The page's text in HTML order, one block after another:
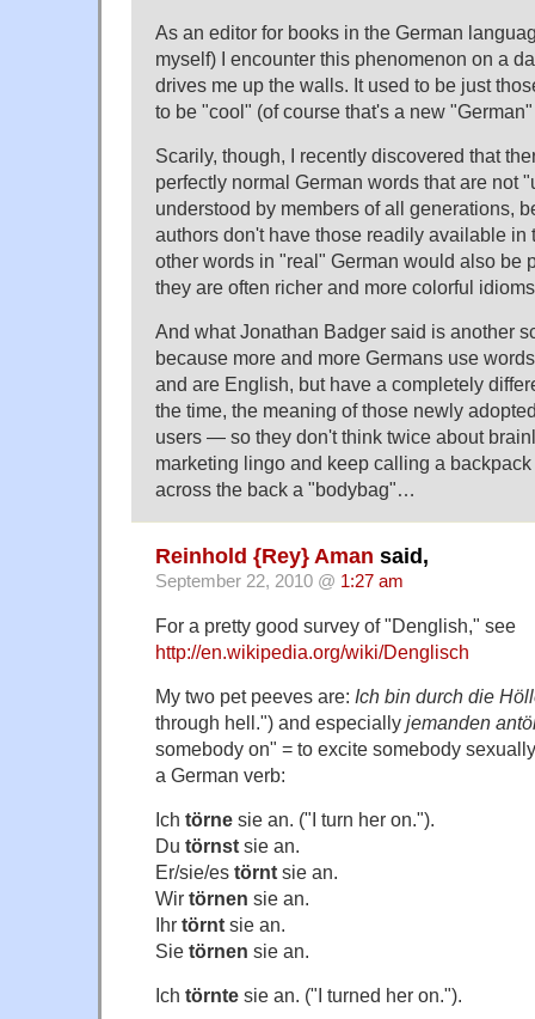
As an editor for books in the German
myself) I encounter this phenomenon on a
drives me up the walls. It used to be just
to be "cool" (of course that's a new
Scarily, though, I recently discovered that
perfectly normal German words that are not
understood by members of all generations,
authors don't have those readily available in
other words in "real" German would also be
they are often richer and more colorful
And what Jonathan Badger said is another
because more and more Germans use
and are English, but have a completely
the time, the meaning of those newly
users — so they don't think twice about
marketing lingo and keep calling a
across the back a "bodybag"…
Reinhold {Rey} Aman said,
September 22, 2010 @ 1:27 am
For a pretty good survey of "Denglish," see
http://en.wikipedia.org/wiki/Denglisch
My two pet peeves are: Ich bin durch die
through hell.") and especially jemanden
somebody on" = to excite somebody
a German verb:
Ich törne sie an. ("I turn her on.").
Du törnst sie an.
Er/sie/es törnt sie an.
Wir törnen sie an.
Ihr törnt sie an.
Sie törnen sie an.
Ich törnte sie an. ("I turned her on.").